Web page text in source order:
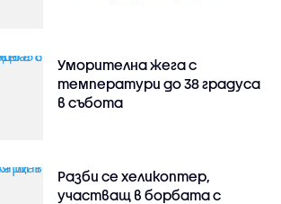
Уморителна жега с
температури до 38 градуса
в събота
Разби се хеликоптер,
участващ в борбата с